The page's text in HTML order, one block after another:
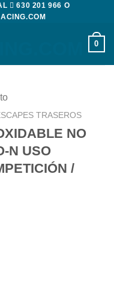
630 201 966 O
0
TRASEROS
NO
N USO
/
HOMOLOGADO GRUPO-